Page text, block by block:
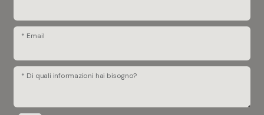
* Email
* Di quali informazioni hai bisogno?